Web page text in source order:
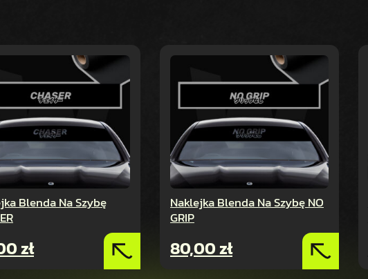
Blenda Na Szybę
zł
Naklejka Blenda Na Szybę NO
GRIP
80,00zł